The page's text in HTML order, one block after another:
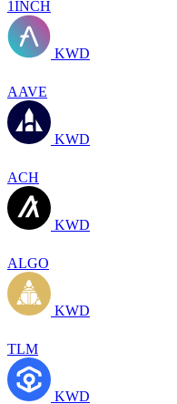
1INCH
KWD
AAVE
KWD
ACH
KWD
ALGO
KWD
TLM
KWD